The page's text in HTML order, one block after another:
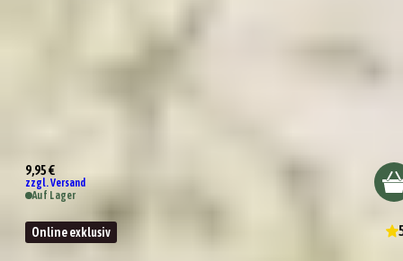
9,95 €
zzgl. Versand
Auf Lager
Online exklusiv